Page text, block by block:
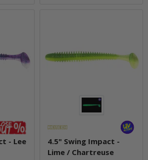
- Lee
4.5" Swing Impact -
Lime / Chartreuse